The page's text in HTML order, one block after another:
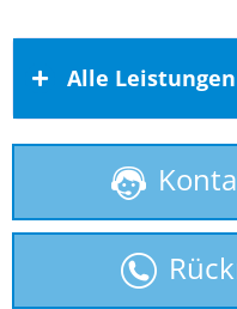
Alle
Behindertenlift
gebrauchte
Homelift